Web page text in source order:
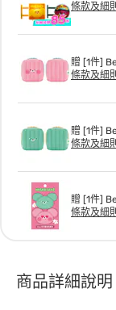
條款及細則
贈 [1件]
條款及細則
贈 [1件]
條款及細則
贈 [1件]
條款及細則
商品詳細說明